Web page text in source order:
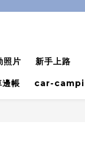
照片 新手上路
帳 car-